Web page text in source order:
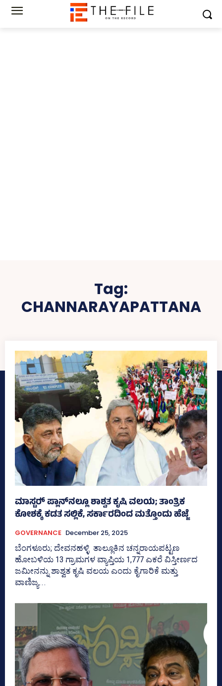
Tag:
CHANNARAYAPATTANA
ಮಾಸ್ಟರ್‍‌ ಪ್ಲಾನ್‌ನಲ್ಲೂ ಶಾಶ್ವತ ಕೃಷಿ ವಲಯ; ತಾಂತ್ರಿಕ
ಕೋಶಕ್ಕೆ ಕಡತ ಸಲ್ಲಿಕೆ, ಸರ್ಕಾರದಿಂದ ಮತ್ತೊಂದು ಹೆಜ್ಜೆ
GOVERNANCE December 25, 2025
ಬೆಂಗಳೂರು; ದೇವನಹಳ್ಳಿ ತಾಲ್ಲೂಕಿನ ಚನ್ನರಾಯಪಟ್ಟಣ
ಹೋಬಳಿಯ 13 ಗ್ರಾಮಗಳ ವ್ಯಾಪ್ತಿಯ 1,777 ಎಕರೆ ವಿಸ್ತೀರ್ಣದ
ಜಮೀನನ್ನು ಶಾಶ್ವತ ಕೃಷಿ ವಲಯ ಎಂದು ಕೈಗಾರಿಕೆ ಮತ್ತು
ವಾಣಿಜ್ಯ...